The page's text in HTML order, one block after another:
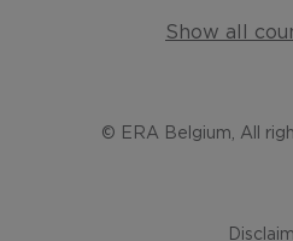
Show all
© ERA Belgium, All